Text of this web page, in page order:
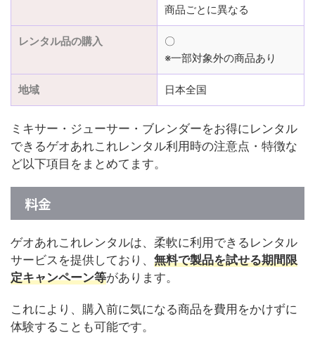
商品ごとに異なる
レンタル品の購入
〇
※一部対象外の商品あり
地域 日本全国
ミキサー・ジューサー・ブレンダーをお得にレンタル
できるゲオあれこれレンタル利用時の注意点・特徴な
ど以下項目をまとめてます。
料金
ゲオあれこれレンタルは、柔軟に利用できるレンタル
サービスを提供しており、 無料で製品を試せる期間限
定キャンペーン等があります。
これにより、購入前に気になる商品を費用をかけずに
体験することも可能です。